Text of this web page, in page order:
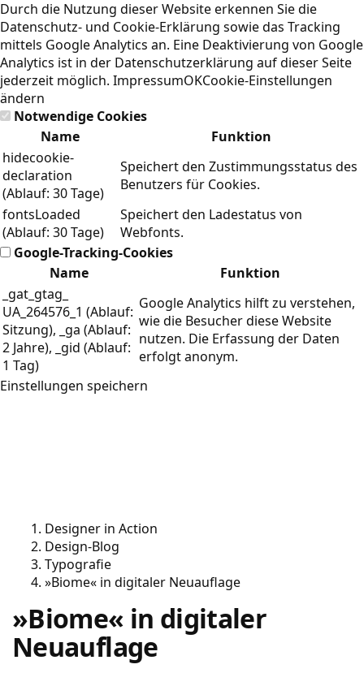
Durch die Nutzung dieser Website erkennen Sie die
Datenschutz- und Cookie-Erklärung sowie das Tracking
mittels Google Analytics an. Eine Deaktivierung von Google
Analytics ist in der Datenschutzerklärung auf dieser Seite
jederzeit möglich. ImpressumOKCookie-Einstellungen
ändern
Notwendige Cookies
Name
Funktion
hidecookie-
declaration
(Ablauf: 30 Tage)
Speichert den Zustimmungsstatus des
Benutzers für Cookies.
fontsLoaded
(Ablauf: 30 Tage)
Speichert den Ladestatus von
Webfonts.
Google-Tracking-Cookies
Name
Funktion
_gat_gtag_
UA_264576_1 (Ablauf:
Sitzung), _ga (Ablauf:
2 Jahre), _gid (Ablauf:
1 Tag)
Google Analytics hilft zu verstehen,
wie die Besucher diese Website
nutzen. Die Erfassung der Daten
erfolgt anonym.
Einstellungen speichern
Designer in Action
Design-Blog
Typografie
»Biome« in digitaler Neuauflage
»Biome« in digitaler
Neuauflage